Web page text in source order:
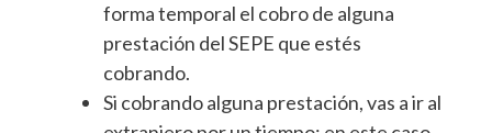
forma temporal el cobro de alguna
prestación del SEPE que estés
cobrando.
Si cobrando alguna prestación, vas a ir al